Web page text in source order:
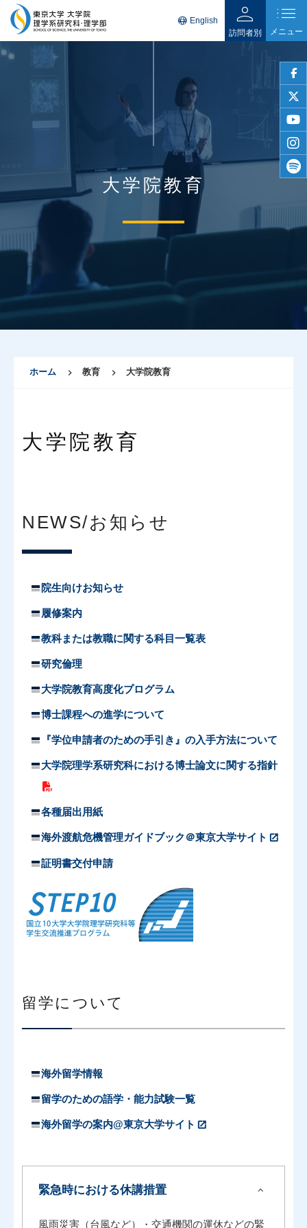
twitter
language English person
訪問者別
list
メニュー
大学院教育
ホーム 教育 大学院教育
大学院教育
NEWS/お知らせ
院生向けお知らせ
履修案内
教科または教職に関する科目一覧表
研究倫理
大学院教育高度化プログラム
博士課程への進学について
『学位申請者のための手引き』の入手方法について
大学院理学系研究科における博士論文に関する指針
各種届出用紙
海外渡航危機管理ガイドブック＠東京大学サイト
証明書交付申請
留学について
海外留学情報
留学のための語学・能力試験一覧
海外留学の案内@東京大学サイト
緊急時における休講措置 expand_more
風雨災害（台風など）・交通機関の運休などの緊